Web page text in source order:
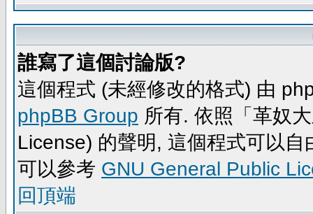
誰寫了這個討論版?
這個程式 (未經修改的格式) 由
phpBB Group 所有. 依照「革奴
License) 的聲明, 這個程式可以
可以參考 GNU General Public
回頂端